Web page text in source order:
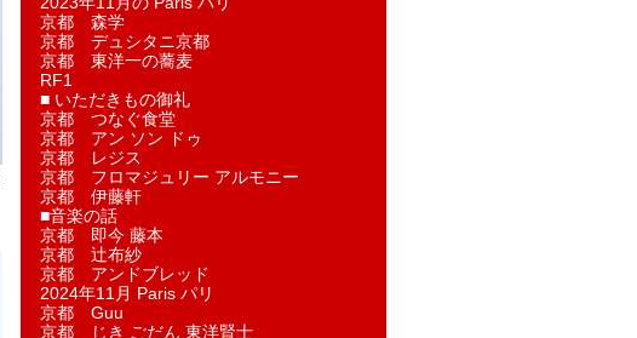
京都 森学
京都 デュシタニ京都
京都 東洋一の蕎麦
RF1
■ いただきもの御礼
京都 つなぐ食堂
京都 アン ソン ドゥ
京都 レジス
京都 フロマジュリー アルモニー
京都 伊藤軒
■音楽の話
京都 即今 藤本
京都 辻布紗
京都 アンドブレッド
2024年11月 Paris パリ
京都 Guu
京都 じき ごだん 東洋賢士